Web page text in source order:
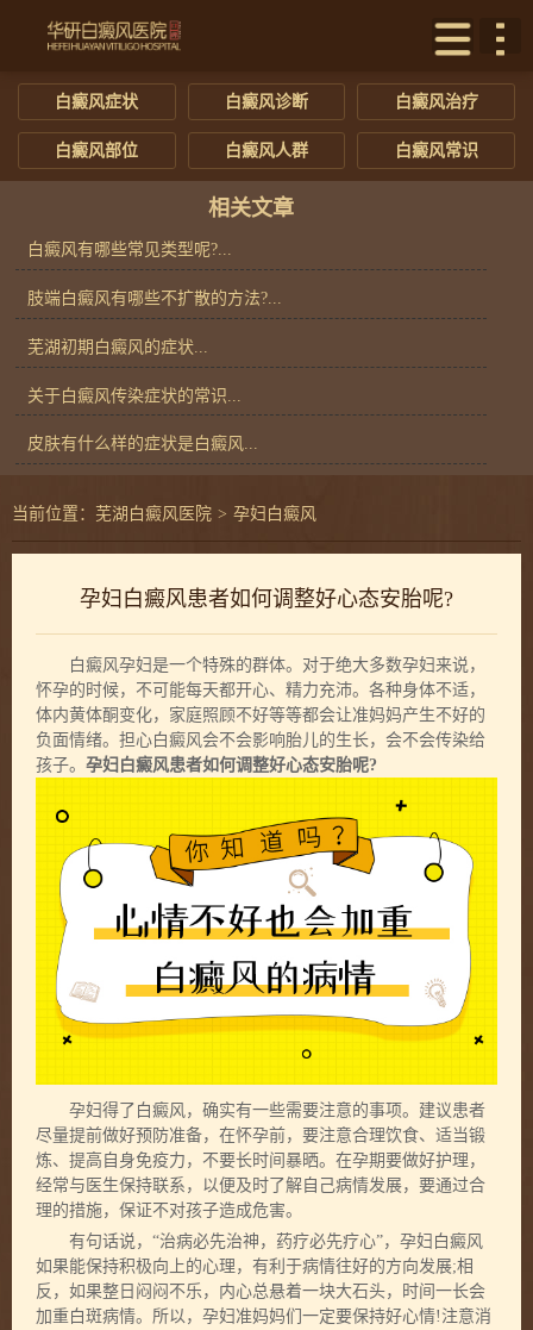
白癜风症状 白癜风诊断 白癜风治疗
白癜风部位 白癜风人群 白癜风常识
相关文章
白癜风有哪些常见类型呢?...
肢端白癜风有哪些不扩散的方法?...
芜湖初期白癜风的症状...
关于白癜风传染症状的常识...
皮肤有什么样的症状是白癜风...
当前位置： 芜湖白癜风医院 > 孕妇白癜风
孕妇白癜风患者如何调整好心态安胎呢?
白癜风孕妇是一个特殊的群体。对于绝大多数孕妇来说，
怀孕的时候，不可能每天都开心、精力充沛。各种身体不适，
体内黄体酮变化，家庭照顾不好等等都会让准妈妈产生不好的
负面情绪。担心白癜风会不会影响胎儿的生长，会不会传染给
孩子。 孕妇白癜风患者如何调整好心态安胎呢?
孕妇得了白癜风，确实有一些需要注意的事项。建议患者
尽量提前做好预防准备，在怀孕前，要注意合理饮食、适当锻
炼、提高自身免疫力，不要长时间暴晒。在孕期要做好护理，
经常与医生保持联系，以便及时了解自己病情发展，要通过合
理的措施，保证不对孩子造成危害。
有句话说，“治病必先治神，药疗必先疗心”，孕妇白癜风
如果能保持积极向上的心理，有利于病情往好的方向发展;相
反，如果整日闷闷不乐，内心总悬着一块大石头，时间一长会
加重白斑病情。所以，孕妇准妈妈们一定要保持好心情!注意消